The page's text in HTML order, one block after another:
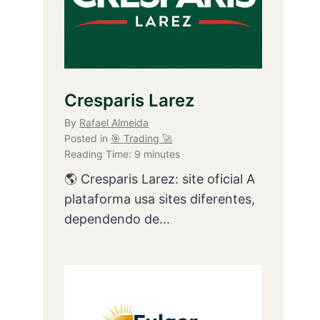
Cresparis Larez
By Rafael Almeida
Posted in 🎯 Trading 🚀
Reading Time: 9 minutes
🌎 Cresparis Larez: site oficial A
plataforma usa sites diferentes,
dependendo de...